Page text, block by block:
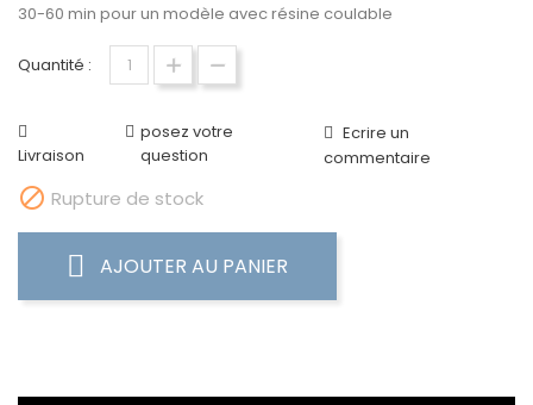
30-60 min pour un modèle avec résine coulable
Quantité :
Livraison
posez votre
question
Ecrire un
commentaire
 Rupture de stock
AJOUTER AU PANIER